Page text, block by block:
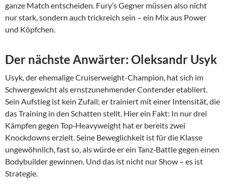
ganze Match entscheiden. Fury’s Gegner müssen also nicht
nur stark, sondern auch trickreich sein – ein Mix aus Power
und Köpfchen.
Der nächste Anwärter: Oleksandr Usyk
Usyk, der ehemalige Cruiserweight-Champion, hat sich im
Schwergewicht als ernstzunehmender Contender etabliert.
Sein Aufstieg ist kein Zufall; er trainiert mit einer Intensität, die
das Training in den Schatten stellt. Hier ein Fakt: In nur drei
Kämpfen gegen Top‑Heavyweight hat er bereits zwei
Knockdowns erzielt. Seine Beweglichkeit ist für die Klasse
ungewöhnlich, fast so, als würde er ein Tanz‑Battle gegen einen
Bodybuilder gewinnen. Und das ist nicht nur Show – es ist
Strategie.